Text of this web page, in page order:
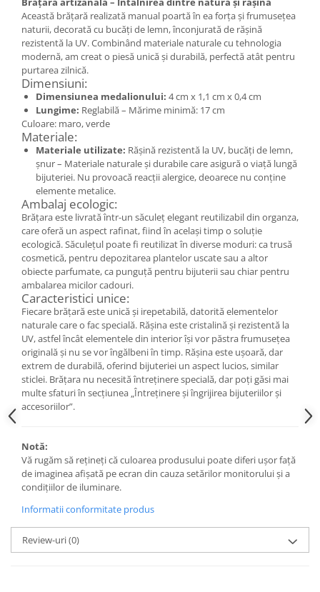
Cercei
Brățară
Broșă
Mărgele / talisman
Accesorii păr
Bijuterii din Floarea de colț
Colier / Pandantiv
Cercei
Suport bijuterii
Bijuterii cu cristale naturale
Colier / Pandantiv
Cercei
Brățară
Set bijuterii
Bijuterii din lemn
Colier / Pandantiv
Cercei
Set bijuterii
Brățară
Bijuterii fără metal
Brățară
Bijuterii - Alte
Suport bijuterii
Semn de carte
Accesorii
Săculeț de depozitare pentru pâine
Această brățară realizată manual poartă în ea forța și frumusețea
naturii, decorată cu bucăți de lemn, înconjurată de rășină
rezistentă la UV. Combinând materiale naturale cu tehnologia
modernă, am creat o piesă unică și durabilă, perfectă atât pentru
purtarea zilnică.
Dimensiuni:
Dimensiunea medalionului: 4 cm x 1,1 cm x 0,4 cm
Lungime: Reglabilă – Mărime minimă: 17 cm
Culoare: maro, verde
Materiale:
Materiale utilizate: Rășină rezistentă la UV, bucăți de lemn,
șnur – Materiale naturale și durabile care asigură o viață lungă
bijuteriei. Nu provoacă reacții alergice, deoarece nu conține
elemente metalice.
Ambalaj ecologic:
Brățara este livrată într-un săculeț elegant reutilizabil din organza,
care oferă un aspect rafinat, fiind în același timp o soluție
ecologică. Săculețul poate fi reutilizat în diverse moduri: ca trusă
cosmetică, pentru depozitarea plantelor uscate sau a altor
obiecte parfumate, ca punguță pentru bijuterii sau chiar pentru
ambalarea micilor cadouri.
Caracteristici unice:
Fiecare brățară este unică și irepetabilă, datorită elementelor
naturale care o fac specială. Rășina este cristalină și rezistentă la
UV, astfel încât elementele din interior își vor păstra frumusețea
originală și nu se vor îngălbeni în timp. Rășina este ușoară, dar
extrem de durabilă, oferind bijuteriei un aspect lucios, similar
sticlei. Brățara nu necesită întreținere specială, dar poți găsi mai
multe sfaturi în secțiunea „Întreținere și îngrijirea bijuteriilor și
accesoriilor”.
Notă:
Vă rugăm să rețineți că culoarea produsului poate diferi ușor față
de imaginea afișată pe ecran din cauza setărilor monitorului și a
condițiilor de iluminare.
Informatii conformitate produs
Review-uri(0)